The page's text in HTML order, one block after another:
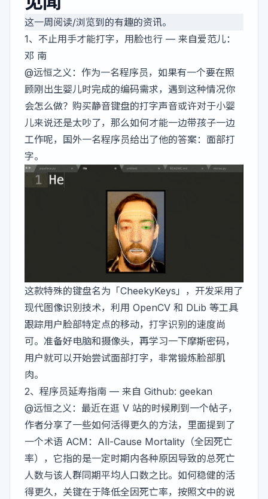
这一周阅读/浏览到的有趣的资讯。
1、 不止用手才能打字，用脸也行 — 来自爱范儿：
邓 南
@远恒之义 ：作为一名程序员，如果有一个要在照
顾刚出生婴儿时完成的编码需求，遇到这种情况你
会怎么做？购买静音键盘的打字声音或许对于小婴
儿来说还是太吵了，那么如何才能一边带孩子一边
工作呢，国外一名程序员给出了他的答案：面部打
字。
这款特殊的键盘名为「CheekyKeys 」，开发采用了
现代图像识别技术，利用 OpenCV 和 DLib 等工具
跟踪用户脸部特定点的移动，打字识别的速度尚
可。准备好电脑和摄像头，再学习一下摩斯密码，
用户就可以开始尝试面部打字，非常锻炼脸部肌
肉。
2、 程序员延寿指南 — 来自 Github: geekan
@远恒之义：最近在逛 V 站的时候刷到一个帖子，
作者分享了一些如何活得更久的方法，里面提到了
一个术语 ACM：All-Cause Mortality（全因死亡
率），它指的是一定时期内各种原因导致的总死亡
人数与该人群同期平均人口数之比。如何稳健的活
得更久，关键在于降低全因死亡率，按照文中的说